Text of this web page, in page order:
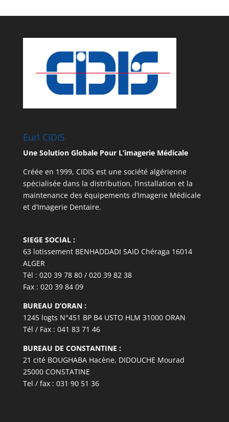
Eurl CIDIS
Une Solution Globale Pour L’imagerie Médicale
Créée en 1999, CIDIS est une société algérienne
spécialisée dans la distribution, l’installation et la
maintenance des équipements d’Imagerie Médicale
et d’Imagerie Dentaire.
SIEGE SOCIAL :
63 lotissement BENHADDADI SAID Chéraga 16014
ALGER
Tél : 020 39 78 80 / 020 39 82 38
Fax : 020 39 84 09
BUREAU D’ORAN :
1245 logts N°451 BP B4 USTO HLM 31000 ORAN
Tél / Fax : 041 83 71 46
BUREAU DE CONSTANTINE :
21 cité BOUGHABA Hacène, DIDOUCHE Mourad
25000 CONSTATINE
Tel / fax : 031 90 51 36